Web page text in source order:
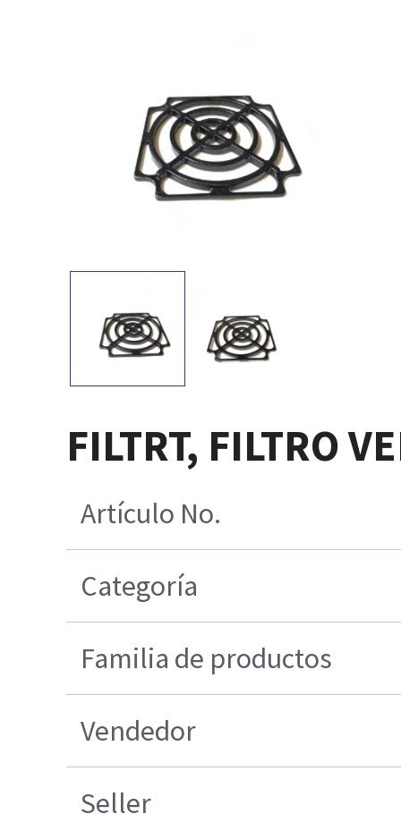
FILTRT, FILTRO
Artículo No.
Categoría
Familia de productos
Vendedor
Seller